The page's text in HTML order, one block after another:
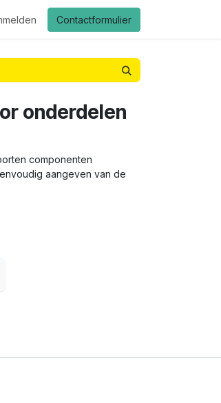
Contactformulier
onderdelen
componenten
aangeven van de